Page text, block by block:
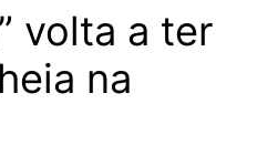
volta a ter
na